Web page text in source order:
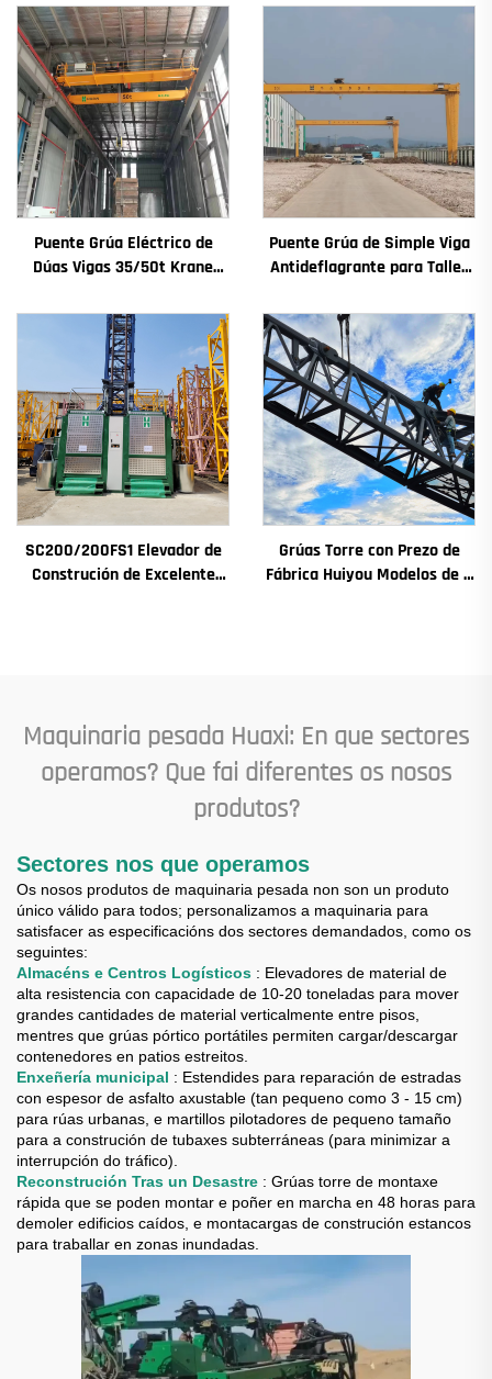
Puente Grúa Eléctrico de
Dúas Vigas 35/50t Krane
Maquinaria e Equipamento
Industrial en Venda
Puente Grúa de Simple Viga
Antideflagrante para Taller
Viaxeiro Mini Puente Grua
Precio
SC200/200FS1 Elevador de
Construción de Excelente
Grúas Torre con Prezo de
Fábrica Huiyou Modelos de 4
Maquinaria pesada Huaxi: En que sectores
operamos? Que fai diferentes os nosos
produtos?
Sectores nos que operamos
Os nosos produtos de maquinaria pesada non son un produto
único válido para todos; personalizamos a maquinaria para
satisfacer as especificacións dos sectores demandados, como os
seguintes:
Almacéns e Centros Logísticos : Elevadores de material de
alta resistencia con capacidade de 10-20 toneladas para mover
grandes cantidades de material verticalmente entre pisos,
mentres que grúas pórtico portátiles permiten cargar/descargar
contenedores en patios estreitos.
Enxeñería municipal : Estendides para reparación de estradas
con espesor de asfalto axustable (tan pequeno como 3 - 15 cm)
para rúas urbanas, e martillos pilotadores de pequeno tamaño
para a construción de tubaxes subterráneas (para minimizar a
interrupción do tráfico).
Reconstrución Tras un Desastre : Grúas torre de montaxe
rápida que se poden montar e poñer en marcha en 48 horas para
demoler edificios caídos, e montacargas de construción estancos
para traballar en zonas inundadas.